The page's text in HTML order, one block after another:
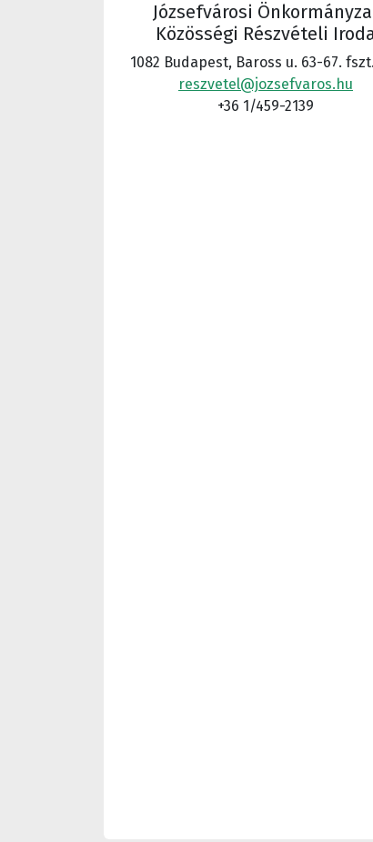
Józsefvárosi
Közösségi Részvételi
1082 Budapest, Baross u. 63-67.
reszvetel@jozsefvaros.hu
+36 1/459-2139